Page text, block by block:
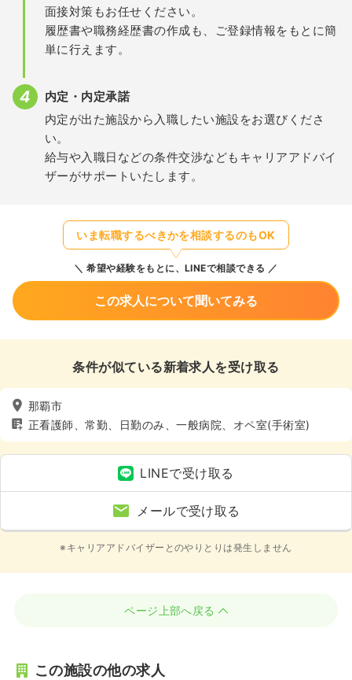
面接対策もお任せください。
履歴書や職務経歴書の作成も、ご登録情報をもとに簡
単に行えます。
内定・内定承諾
内定が出た施設から入職したい施設をお選びくださ
い。
給与や入職日などの条件交渉などもキャリアアドバイ
ザーがサポートいたします。
いま転職するべきかを相談するのもOK
希望や経験をもとに、LINEで相談できる
この求人について聞いてみる
条件が似ている新着求人を受け取る
那覇市
正看護師、常勤、日勤のみ、一般病院、オペ室(手術室)
LINEで受け取る
メールで受け取る
※キャリアアドバイザーとのやりとりは発生しません
ページ上部へ戻る
この施設の他の求人